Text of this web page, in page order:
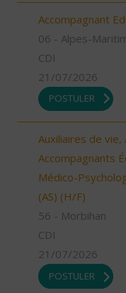
Accompagnant
06 - Alpes-
CDI
21/07/2026
POSTULER
Auxiliaires de vie,
Accompagnants
Médico-
(AS) (H/F)
56 - Morbihan
CDI
21/07/2026
POSTULER